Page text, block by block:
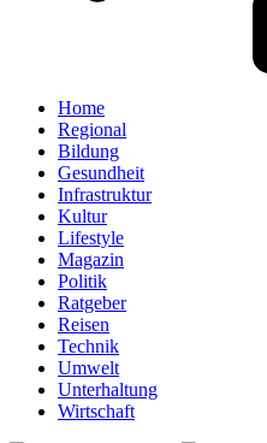
Home
Regional
Bildung
Gesundheit
Infrastruktur
Kultur
Lifestyle
Magazin
Politik
Ratgeber
Reisen
Technik
Umwelt
Unterhaltung
Wirtschaft